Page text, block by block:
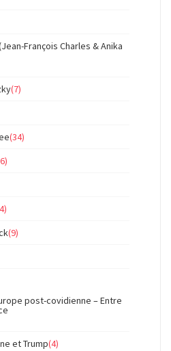
François Charles & Anika
(7)
(34)
(9)
post-covidienne – Entre
et Trump(4)